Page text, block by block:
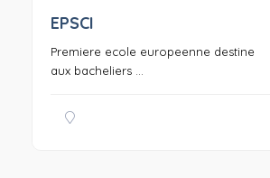
EPSCI
Premiere ecole europeenne destine
aux bacheliers ...